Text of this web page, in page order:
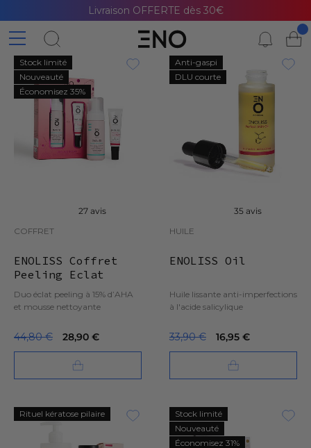
Stock limité
Nouveauté
Économisez 35%
27 avis
COFFRET
ENOLISS Coffret
Peeling Eclat
Duo éclat peeling à 15% d’AHA
et mousse nettoyante
44,80 € 28,90 €
Anti-gaspi
DLU courte
35 avis
HUILE
ENOLISS Oil
Huile lissante anti-imperfections
à l'acide salicylique
33,90 € 16,95 €
Rituel kératose pilaire
Stock limité
Nouveauté
Économisez 31%
Livraison OFFERTE dès 30€